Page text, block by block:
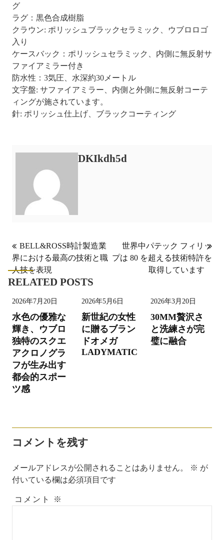
グ
ラグ：黒色合成樹脂
クラウン: ポリッシュブラックセラミック、ウブロロゴ
入り
ケースバック：ポリッシュセラミック、内側に無反射サ
ファイアミラー付き
防水性：3気圧、水深約30メートル
文字盤: サファイアミラー、内側と外側に無反射コーテ
ィングが施されています。
針: ポリッシュ仕上げ、ブラックコーティング
DKIkdh5d
投
稿
ナ
ゲ
ー
シ
ョ
ン
BELL&ROSS時計製造業
界における最高の技術と職
人技を表現
世界中パテック フィリッ
プは 80 を超える技術特許を
取得しています
RELATED POSTS
2026年7月20日
水色の優雅な
輝き、ウブロ
独特のスクエ
アクロノグラ
フが生み出す
都会的スポー
ツ感
2026年5月6日
新世紀の女性
に贈るブラン
ドオメガ
LADYMATIC
2026年3月20日
30MM贅沢さ
と洗練さが完
璧に融合
コメントを残す
メールアドレスが公開されることはありません。 ※ が
付いている欄は必須項目です
コメント ※